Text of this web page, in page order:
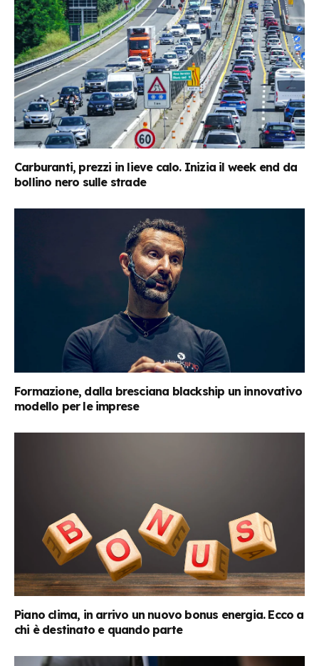
Carburanti, prezzi in lieve calo. Inizia il week end da
bollino nero sulle strade
Formazione, dalla bresciana blackship un innovativo
modello per le imprese
Piano clima, in arrivo un nuovo bonus energia. Ecco a
chi è destinato e quando parte